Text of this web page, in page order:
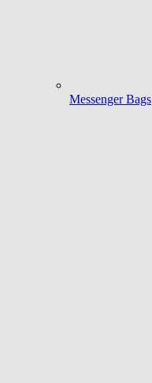
Messenger Bags